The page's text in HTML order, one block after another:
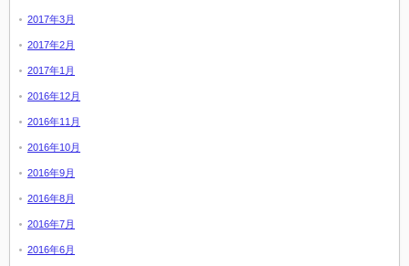
2017年3月
2017年2月
2017年1月
2016年12月
2016年11月
2016年10月
2016年9月
2016年8月
2016年7月
2016年6月